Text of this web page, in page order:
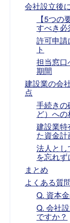
会社設立後
【5つ
すべき必
許可申請
ト
担当窓口
期間
建設業の会
点
手続きの
ど）への
建設業特
た資金計
法人とし
を忘れず
まとめ
よくある質
Q. 資本
Q. 会社
ですか？